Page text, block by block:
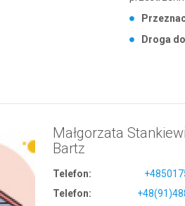
Droga
Małgorzata
Bartz
Telefon:
Telefon: